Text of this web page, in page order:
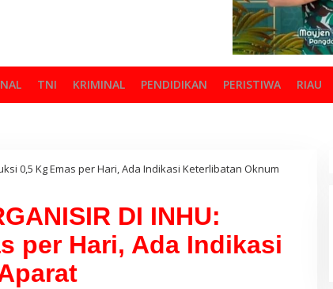
TNI KRIMINAL PENDIDIKAN PERISTIWA RIAU
0,5 Kg Emas per Hari, Ada Indikasi Keterlibatan Oknum
DI INHU:
per Hari, Ada Indikasi